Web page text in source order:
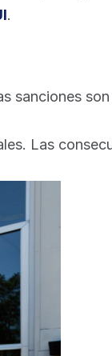
.
sanciones
Las